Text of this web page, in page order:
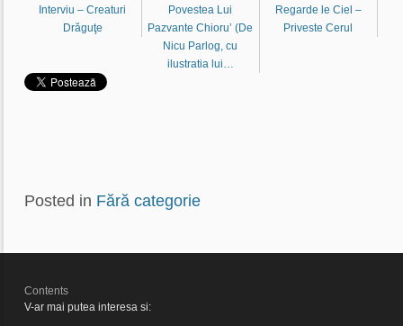
Interviu – Creaturi
Drăguţe
Povestea Lui
Pazvante Chioru’ (De
Nicu Parlog, cu
ilustratia lui…
Regarde le Ciel –
Priveste Cerul
Posted in Fără categorie
Contents
V-ar mai putea interesa si: